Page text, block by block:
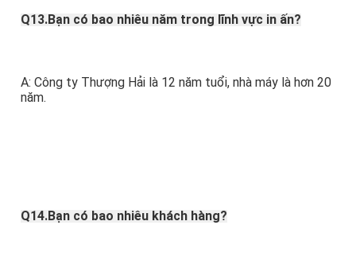
Q13.Bạn có bao nhiêu năm trong lĩnh vực in ấn?
A: Công ty Thượng Hải là 12 năm tuổi, nhà máy là hơn 20
năm.
Q14.Bạn có bao nhiêu khách hàng?